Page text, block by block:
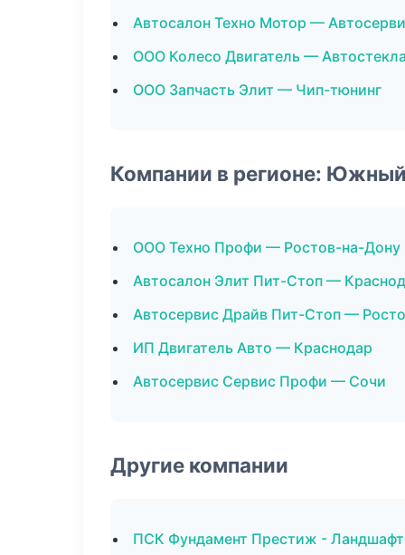
Автосалон Техно Мотор —
ООО Колесо Двигатель —
ООО Запчасть Элит — Чип-тюнинг
Компании в регионе:
ООО Техно Профи — Ростов-на-Дону
Автосалон Элит Пит-Стоп —
Автосервис Драйв Пит-Стоп —
ИП Двигатель Авто — Краснодар
Автосервис Сервис Профи — Сочи
Другие компании
ПСК Фундамент Престиж -